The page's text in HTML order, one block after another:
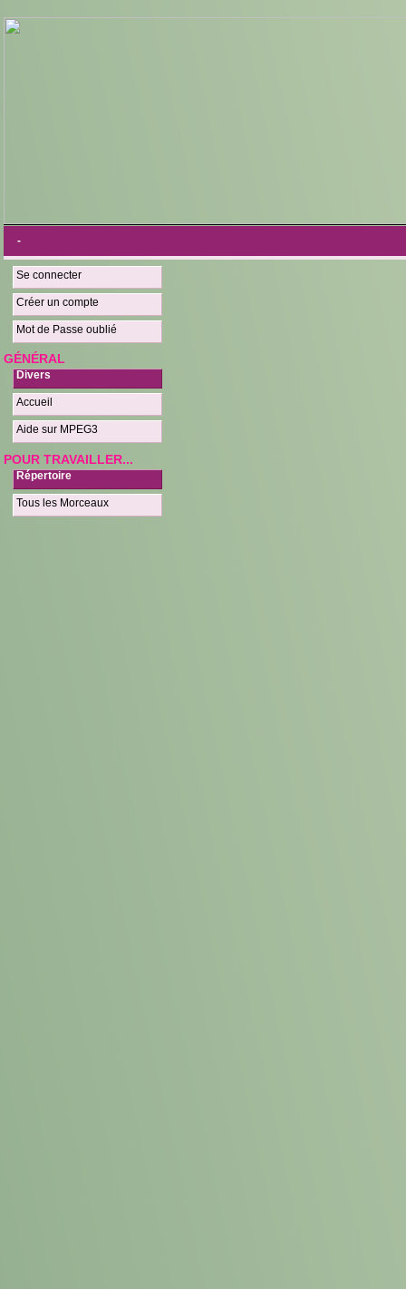
-
Se connecter
Créer un compte
Mot de Passe oublié
GÉNÉRAL
Divers
Accueil
Aide sur MPEG3
POUR TRAVAILLER...
Répertoire
Tous les Morceaux